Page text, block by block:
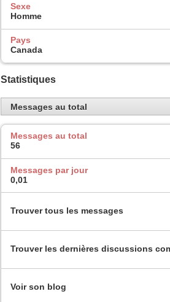
Sexe
Homme
Pays
Canada
Statistiques
Messages au total
Messages au total
56
Messages par jour
0,01
Trouver tous les messages
Trouver les dernières discussions
Voir son blog